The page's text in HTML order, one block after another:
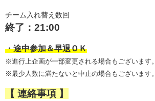
チーム入れ替え数回
終了：21:00
・途中参加＆早退ＯＫ
※進行上企画が一部変更される場合もございます。
※最少人数に満たないと中止の場合もございます。
【 連絡事項 】